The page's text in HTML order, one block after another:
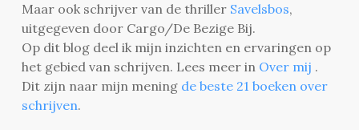
Maar ook schrijver van de thriller Savelsbos,
uitgegeven door Cargo/De Bezige Bij.
Op dit blog deel ik mijn inzichten en ervaringen op
het gebied van schrijven. Lees meer in Over mij .
Dit zijn naar mijn mening de beste 21 boeken over
schrijven.